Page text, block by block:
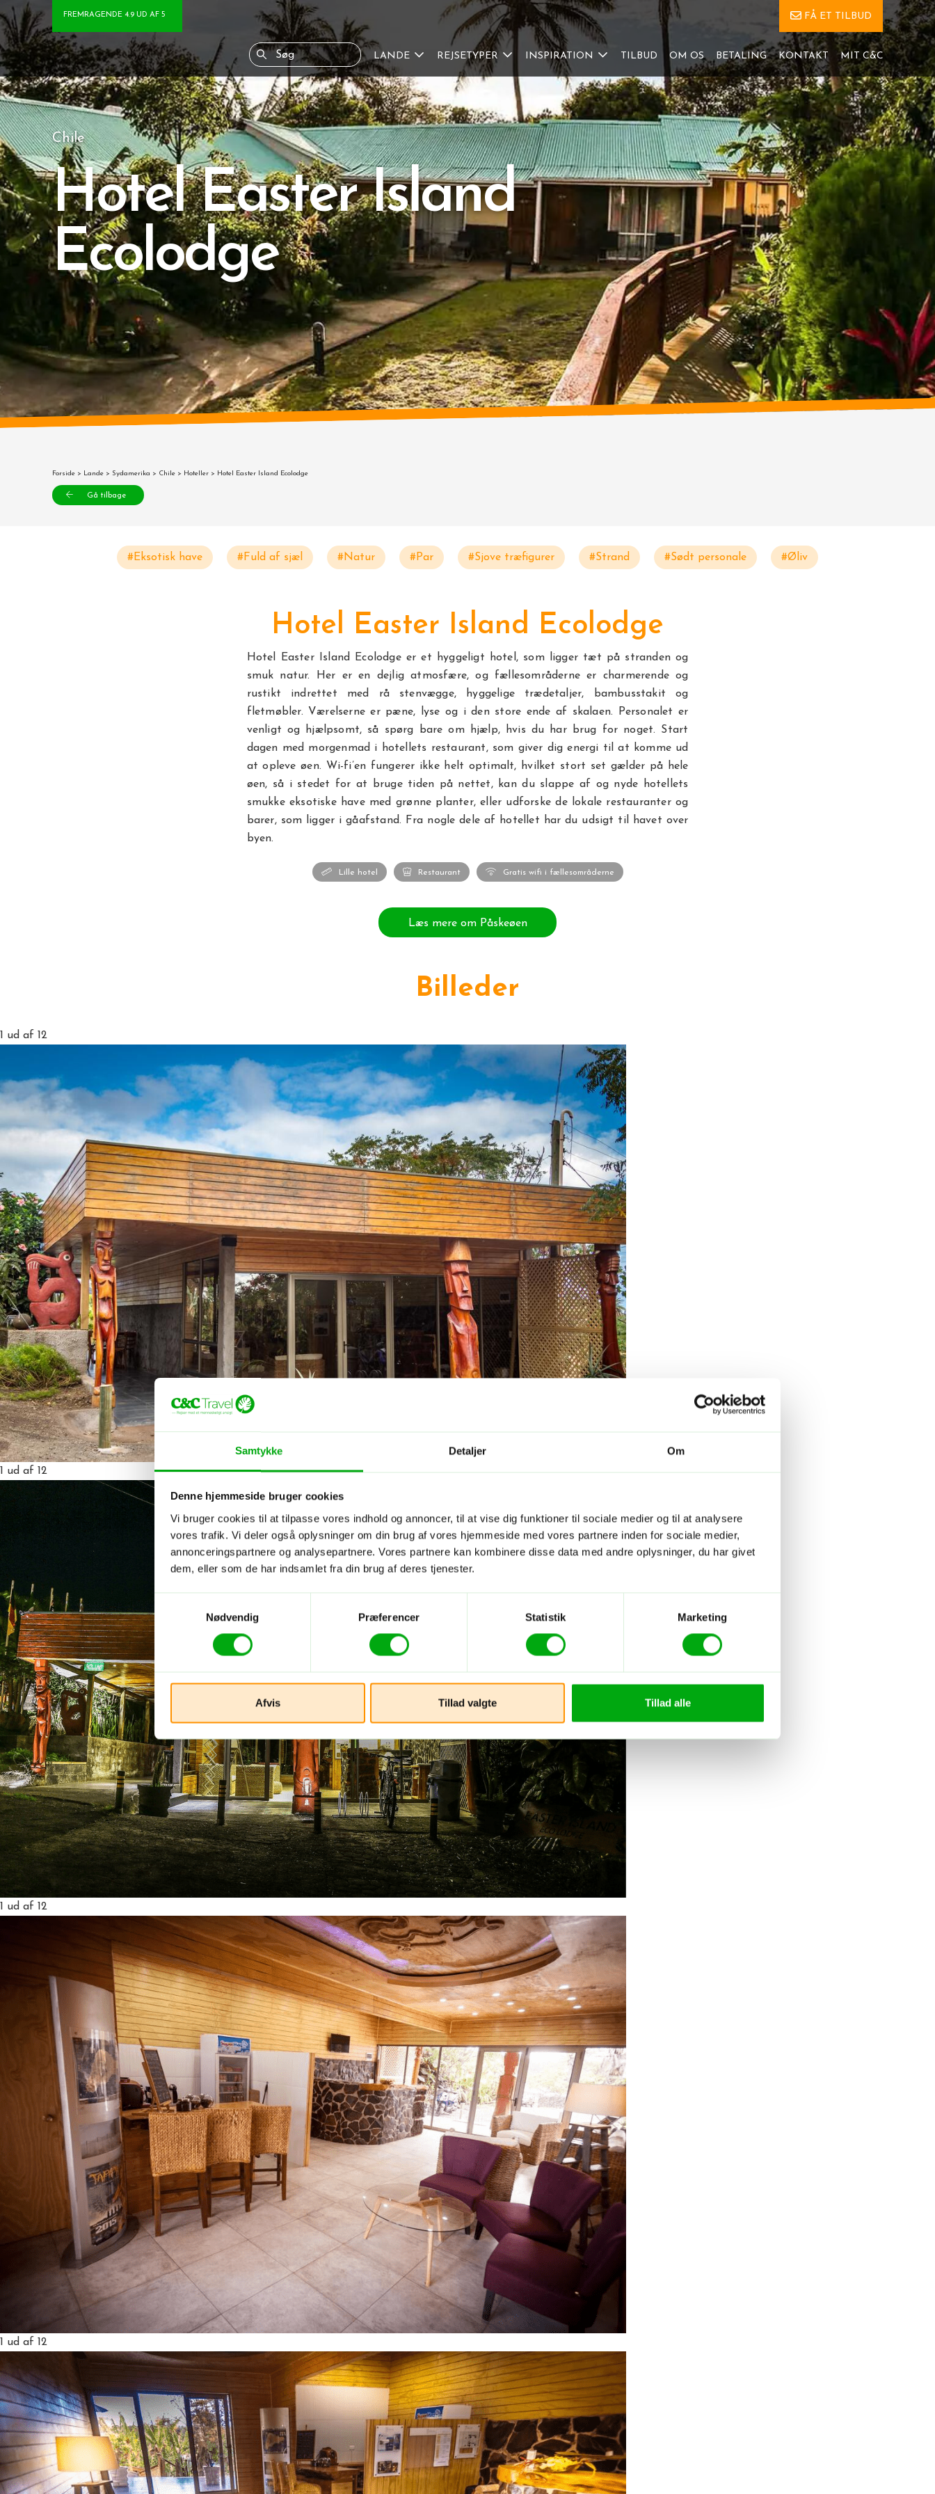
Samtykke Detaljer Om
Denne hjemmeside bruger cookies
Vi bruger cookies til at tilpasse vores indhold og annoncer, til at vise dig funktioner til sociale medier og til at analysere
vores trafik. Vi deler også oplysninger om din brug af vores hjemmeside med vores partnere inden for sociale medier,
annonceringspartnere og analysepartnere. Vores partnere kan kombinere disse data med andre oplysninger, du har givet
dem, eller som de har indsamlet fra din brug af deres tjenester.
Nødvendig
Præferencer Statistik Marketing
Afvis Tillad valgte Tillad alle
FREMRAGENDE 4.9 UD AF 5 FÅ ET TILBUD
LANDE REJSETYPER INSPIRATION TILBUD OM OS BETALING KONTAKT MIT C&C
Chile
Hotel Easter Island
Ecolodge
Forside > Lande > Sydamerika > Chile > Hoteller > Hotel Easter Island Ecolodge
Gå tilbage
#Eksotisk have #Fuld af sjæl #Natur #Par #Sjove træfigurer #Strand #Sødt personale #Øliv
Hotel Easter Island Ecolodge
Hotel Easter Island Ecolodge er et hyggeligt hotel, som ligger tæt på stranden og
smuk natur. Her er en dejlig atmosfære, og fællesområderne er charmerende og
rustikt indrettet med rå stenvægge, hyggelige trædetaljer, bambusstakit og
fletmøbler. Værelserne er pæne, lyse og i den store ende af skalaen. Personalet er
venligt og hjælpsomt, så spørg bare om hjælp, hvis du har brug for noget. Start
dagen med morgenmad i hotellets restaurant, som giver dig energi til at komme ud
at opleve øen. Wi-fi’en fungerer ikke helt optimalt, hvilket stort set gælder på hele
øen, så i stedet for at bruge tiden på nettet, kan du slappe af og nyde hotellets
smukke eksotiske have med grønne planter, eller udforske de lokale restauranter og
barer, som ligger i gåafstand. Fra nogle dele af hotellet har du udsigt til havet over
byen.
Lille hotel Restaurant Gratis wifi i fællesområderne
Læs mere om Påskeøen
Billeder
1 ud af 12
1 ud af 12
1 ud af 12
1 ud af 12